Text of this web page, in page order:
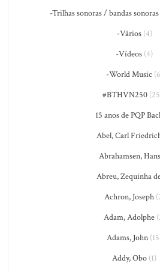
-Trilhas sonoras / bandas
-Vários(4)
-Vídeos (4)
-World Music
#BTHVN250
15 anos de PQP
Abel, Carl
Abrahamsen, Hans
Abreu, Zequinha
Achron, Joseph
Adam, Adolphe
Adams, John
Addy, Obo (1)